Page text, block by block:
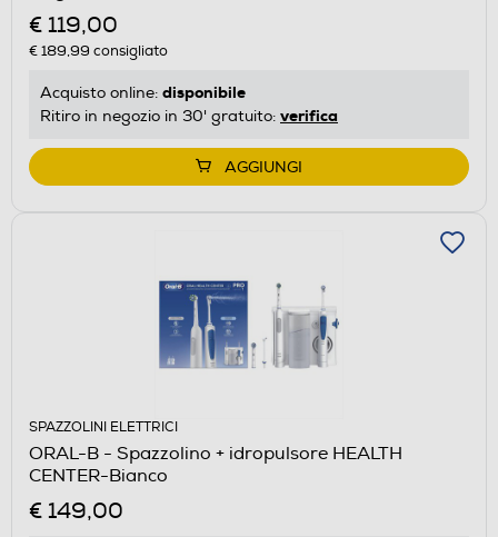
€ 119,00
€ 189,99 consigliato
Acquisto online: disponibile
Ritiro in negozio in 30' gratuito: verifica
AGGIUNGI
SPAZZOLINI ELETTRICI
ORAL-B - Spazzolino + idropulsore HEALTH
CENTER-Bianco
€ 149,00